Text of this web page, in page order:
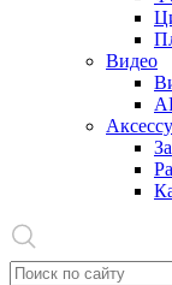
Видео